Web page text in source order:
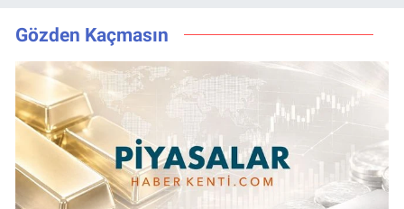
numaralar
Gözden Kaçmasın